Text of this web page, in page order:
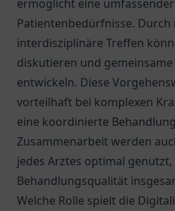
ermöglicht eine
Patientenbedürfnisse. Durch
interdisziplinäre Treffen
diskutieren und
entwickeln. Diese
vorteilhaft bei komplexen
eine koordinierte
Zusammenarbeit werden
jedes Arztes optimal
Behandlungsqualität
Welche Rolle spielt die